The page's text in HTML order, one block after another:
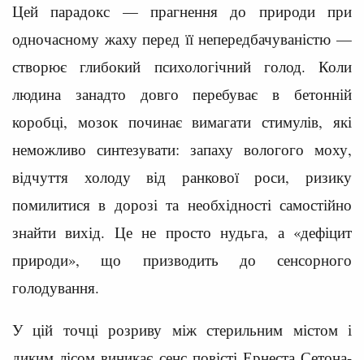
Цей парадокс — прагнення до природи при
одночасному жаху перед її непередбачуваністю —
створює глибокий психологічний голод. Коли
людина занадто довго перебуває в бетонній
коробці, мозок починає вимагати стимулів, які
неможливо синтезувати: запаху вологого моху,
відчуття холоду від ранкової роси, ризику
помилитися в дорозі та необхідності самостійно
знайти вихід. Це не просто нудьга, а «дефіцит
природи», що призводить до сенсорного
голодування.
У цій точці розриву між стерильним містом і